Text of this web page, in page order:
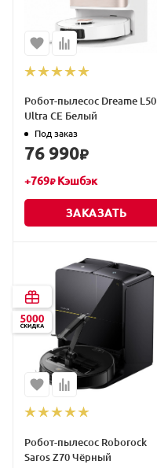
Робот-пылесос Dreame L50
Ultra CE Белый
Под заказ
76 990₽
+769₽Кэшбэк
ЗАКАЗАТЬ
Робот-пылесос Roborock
Saros Z70 Чёрный